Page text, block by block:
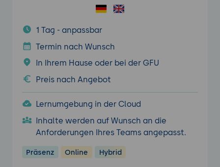
1 Tag - anpassbar
Termin nach Wunsch
In Ihrem Hause oder bei der GFU
Preis nach Angebot
Lernumgebung in der Cloud
Inhalte werden auf Wunsch an die
Anforderungen Ihres Teams angepasst.
Präsenz Online Hybrid